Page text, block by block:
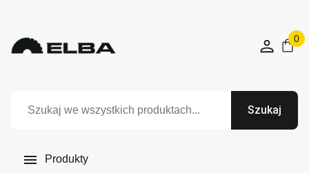
0
Szukaj
 Produkty